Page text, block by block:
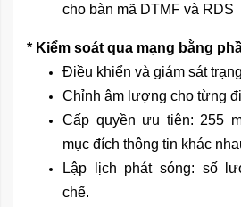
cho bàn mã DTMF và RDS
* Kiểm soát qua mạng bằng
Điều khiển và giám sát
Chỉnh âm lượng cho từng
Cấp quyền ưu tiên: 255
mục đích thông tin khác
Lập lịch phát sóng: số
chế.